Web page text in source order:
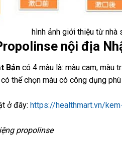
hình ảnh giới thiệu từ nhà
nội địa
Bản có 4 màu là: màu cam, màu
thể chọn màu có công dụng
ở đây: https://healthmart.vn/
propolinse